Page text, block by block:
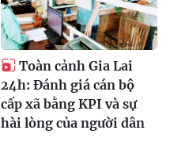
Toàn cảnh Gia Lai
24h: Đánh giá cán bộ
cấp xã bằng KPI và sự
hài lòng của người dân